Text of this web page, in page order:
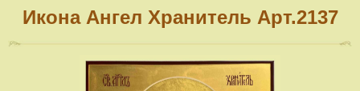
Икона Ангел Хранитель Арт.2137